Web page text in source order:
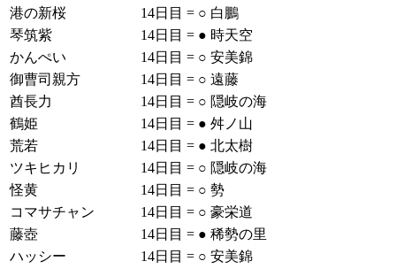
港の新桜
14日目 = ○ 白鵬
琴筑紫
14日目 = ● 時天空
かんぺい
14日目 = ○ 安美錦
御曹司親方
14日目 = ○ 遠藤
酋長力
14日目 = ○ 隠岐の海
鶴姫
14日目 = ● 舛ノ山
荒若
14日目 = ● 北太樹
ツキヒカリ
14日目 = ○ 隠岐の海
怪黄
14日目 = ○ 勢
コマサチャン
14日目 = ○ 豪栄道
藤壺
14日目 = ● 稀勢の里
ハッシー
14日目 = ○ 安美錦